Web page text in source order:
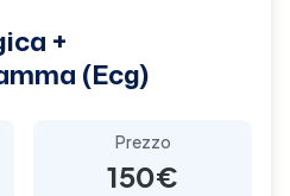
+
(Ecg)
Prezzo
150€